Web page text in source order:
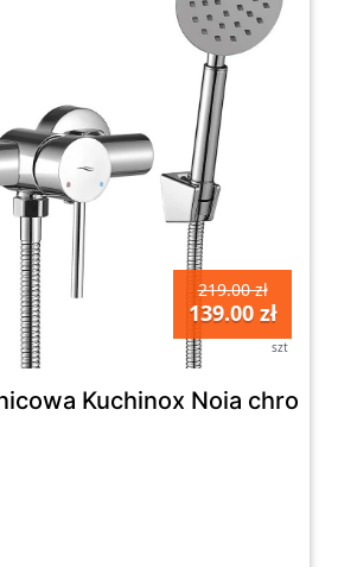
219.00 zł
139.00 zł
szt
Kuchinox Noia chrom